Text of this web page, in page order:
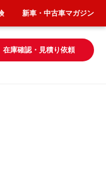
在庫確認・見積り依頼
新車・中古車マガジン